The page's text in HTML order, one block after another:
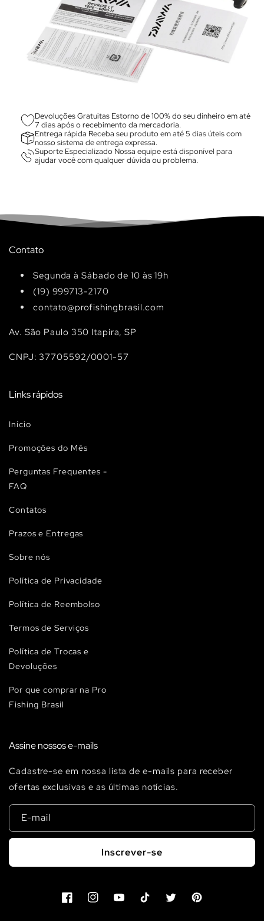
Devoluções Gratuitas Estorno de 100% do seu dinheiro em até
7 dias após o recebimento da mercadoria.
Entrega rápida Receba seu produto em até 5 dias úteis com
nosso sistema de entrega expressa.
Suporte Especializado Nossa equipe está disponível para
ajudar você com qualquer dúvida ou problema.
Contato
Segunda à Sábado de 10 às 19h
(19) 999713-2170
contato@profishingbrasil.com
Av. São Paulo 350 Itapira, SP
CNPJ: 37705592/0001-57
Links rápidos
Início
Promoções do Mês
Perguntas Frequentes -
FAQ
Contatos
Prazos e Entregas
Sobre nós
Política de Privacidade
Política de Reembolso
Termos de Serviços
Política de Trocas e
Devoluções
Por que comprar na Pro
Fishing Brasil
Assine nossos e-mails
Cadastre-se em nossa lista de e-mails para receber
ofertas exclusivas e as últimas notícias.
E-mail
Inscrever-se
FacebookInstagramYouTubeTikTok TwitterPinterest